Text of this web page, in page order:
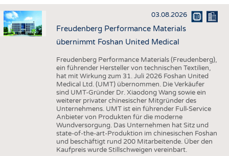
HAUS- UND HEIMTEXTILIEN
BEKLEIDUNG
TESTS
AUSSCHREIBUNGEN
DTV AUSSCHREIBUNGSDIENST
STATISTICS
DAUNENCHECK
ADRESSEN & LINKS
TERMINE
BRANCHENTERMINE
03.08.2026
Freudenberg Performance Materials
übernimmt Foshan United Medical
Freudenberg Performance Materials (Freudenberg),
ein führender Hersteller von technischen Textilien,
hat mit Wirkung zum 31. Juli 2026 Foshan United
Medical Ltd. (UMT) übernommen. Die Verkäufer
sind UMT-Gründer Dr. Xiaodong Wang sowie ein
weiterer privater chinesischer Mitgründer des
Unternehmens. UMT ist ein führender Full-Service
Anbieter von Produkten für die moderne
Wundversorgung. Das Unternehmen hat Sitz und
state-of-the-art-Produktion im chinesischen Foshan
und beschäftigt rund 200 Mitarbeitende. Über den
Kaufpreis wurde Stillschweigen vereinbart.